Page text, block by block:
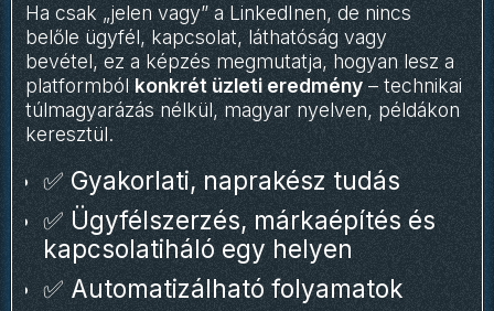
Ha csak „jelen vagy” a LinkedInen, de nincs
belőle ügyfél, kapcsolat, láthatóság vagy
bevétel, ez a képzés megmutatja, hogyan lesz a
platformból konkrét üzleti eredmény – technikai
túlmagyarázás nélkül, magyar nyelven, példákon
keresztül.
✅ Gyakorlati, naprakész tudás
✅ Ügyfélszerzés, márkaépítés és
kapcsolatiháló egy helyen
✅ Automatizálható folyamatok